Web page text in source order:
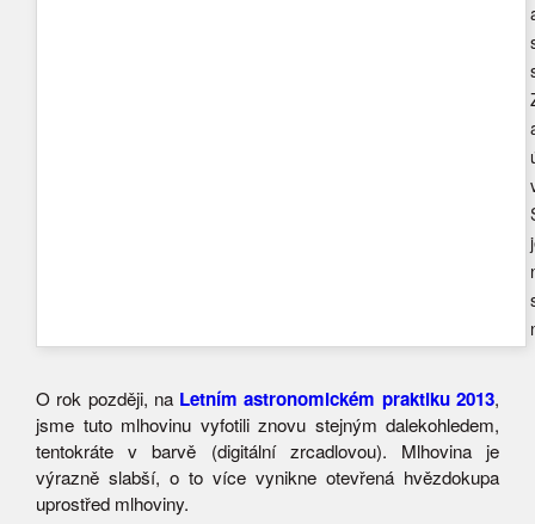
O rok později, na Letním astronomickém praktiku 2013,
jsme tuto mlhovinu vyfotili znovu stejným dalekohledem,
tentokráte v barvě (digitální zrcadlovou). Mlhovina je
výrazně slabší, o to více vynikne otevřená hvězdokupa
uprostřed mlhoviny.